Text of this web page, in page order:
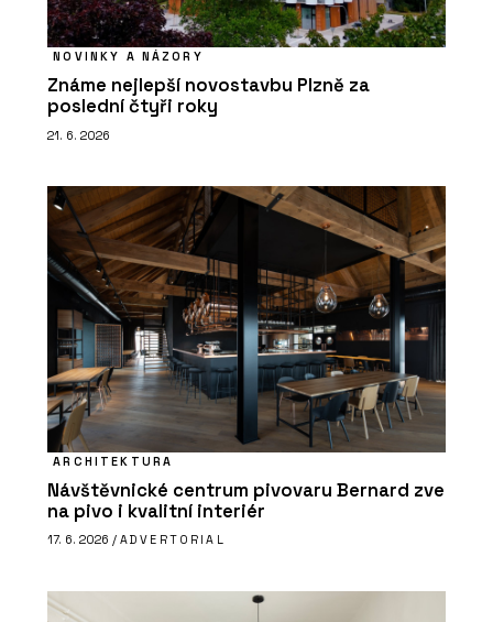
NOVINKY A NÁZORY
Známe nejlepší novostavbu Plzně za
poslední čtyři roky
21. 6. 2026
ARCHITEKTURA
Návštěvnické centrum pivovaru Bernard zve
na pivo i kvalitní interiér
17. 6. 2026 / ADVERTORIAL